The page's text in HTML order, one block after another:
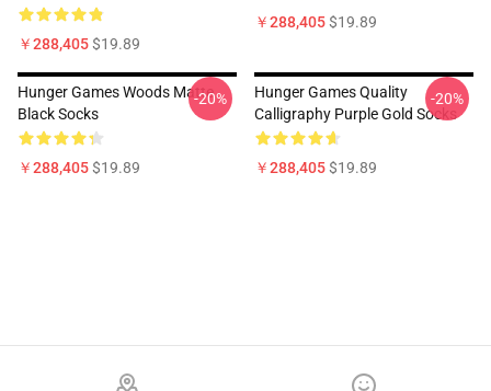
￥288,405$19.89
￥288,405$19.89
Hunger Games Woods Matte
Black Socks
￥288,405$19.89
-20%
Hunger Games Quality
Calligraphy Purple Gold Socks
￥288,405$19.89
-20%